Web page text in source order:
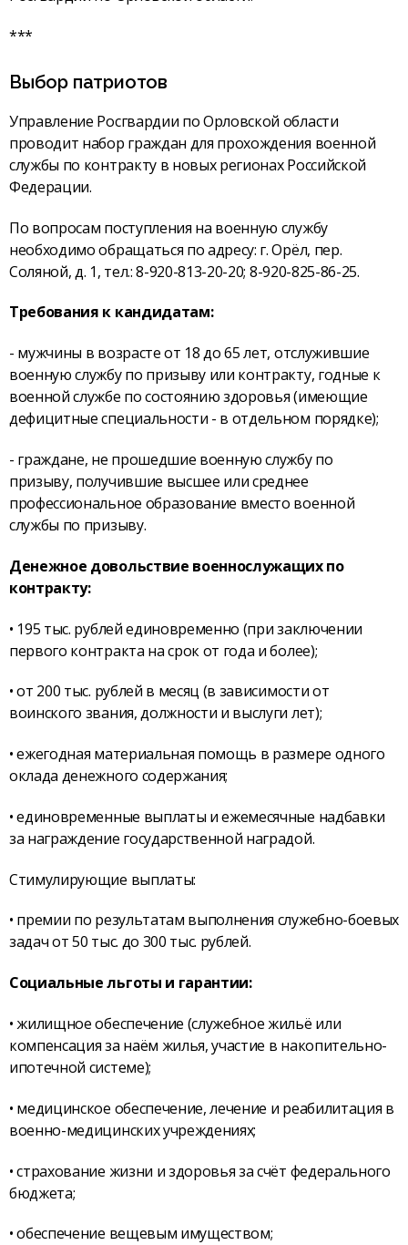
***
Выбор патриотов
Управление Росгвардии по Орловской области
проводит набор граждан для прохождения военной
службы по контракту в новых регионах Российской
Федерации.
По вопросам поступления на военную службу
необходимо обращаться по адресу: г. Орёл, пер.
Соляной, д. 1, тел.: 8-920-813-20-20; 8-920-825-86-25.
Требования к кандидатам:
- мужчины в возрасте от 18 до 65 лет, отслужившие
военную службу по призыву или контракту, годные к
военной службе по состоянию здоровья (имеющие
дефицитные специальности - в отдельном порядке);
- граждане, не прошедшие военную службу по
призыву, получившие высшее или среднее
профессиональное образование вместо военной
службы по призыву.
Денежное довольствие военнослужащих по
контракту:
• 195 тыс. рублей единовременно (при заключении
первого контракта на срок от года и более);
• от 200 тыс. рублей в месяц (в зависимости от
воинского звания, должности и выслуги лет);
• ежегодная материальная помощь в размере одного
оклада денежного содержания;
• единовременные выплаты и ежемесячные надбавки
за награждение государственной наградой.
Стимулирующие выплаты:
• премии по результатам выполнения служебно-боевых
задач от 50 тыс. до 300 тыс. рублей.
Социальные льготы и гарантии:
• жилищное обеспечение (служебное жильё или
компенсация за наём жилья, участие в накопительно-
ипотечной системе);
• медицинское обеспечение, лечение и реабилитация в
военно-медицинских учреждениях;
• страхование жизни и здоровья за счёт федерального
бюджета;
• обеспечение вещевым имуществом;